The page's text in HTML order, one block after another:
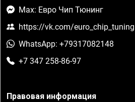
Max: Евро Чип Тюнинг
https://vk.com/euro_chip_tuning
WhatsApp: +79317082148
+7 347 258-86-97
Правовая информация